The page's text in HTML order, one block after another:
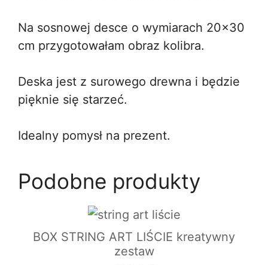
Na sosnowej desce o wymiarach 20×30
cm przygotowałam obraz kolibra.
Deska jest z surowego drewna i będzie
pięknie się starzeć.
Idealny pomysł na prezent.
Podobne produkty
BOX STRING ART LIŚCIE kreatywny
zestaw